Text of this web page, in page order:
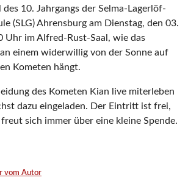
des 10. Jahrgangs der Selma-Lagerlöf-
(SLG) Ahrensburg am Dienstag, den 03.
Uhr im Alfred-Rust-Saal, wie das
einem widerwillig von der Sonne auf
Kometen hängt.
des Kometen Kian live miterleben
dazu eingeladen. Der Eintritt ist frei,
sich immer über eine kleine Spende.
vom Autor